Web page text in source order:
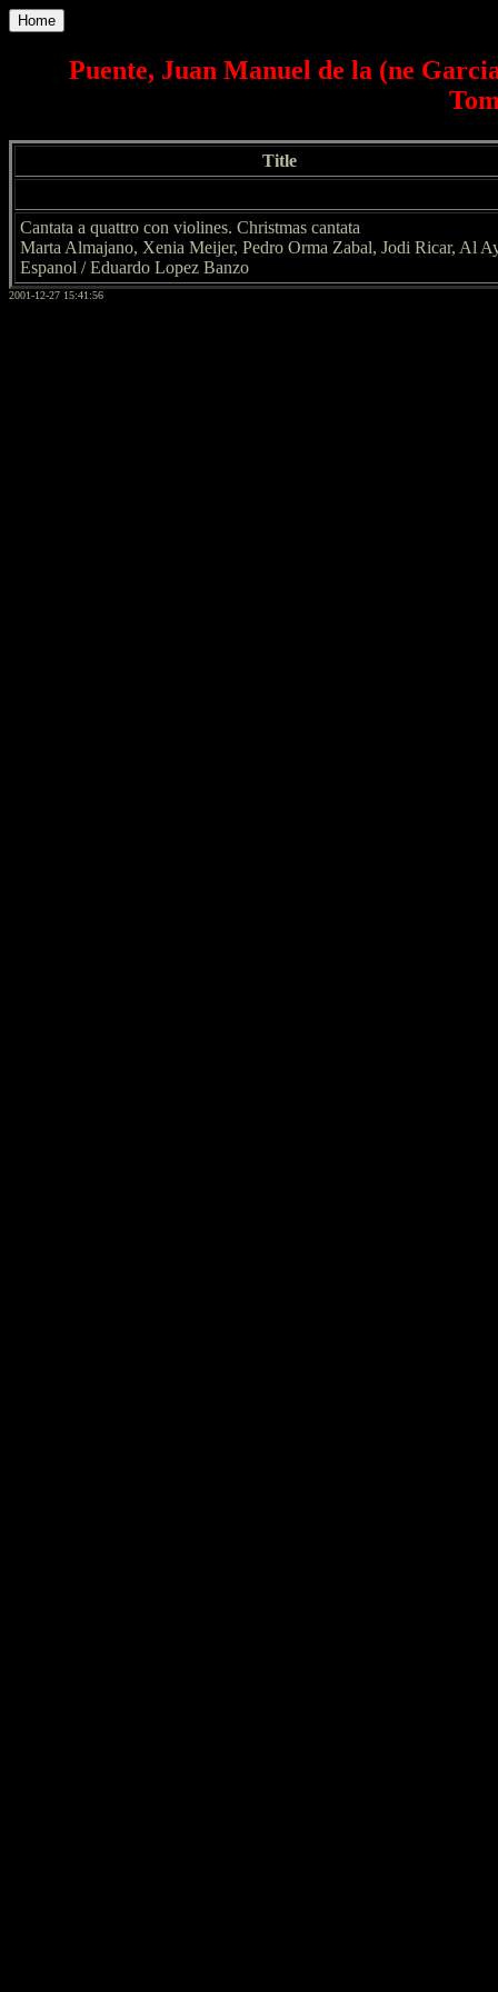
Home
Puente, Juan Manuel de la (ne
Title
Cantata a quattro con violines. Christmas cantata
Marta Almajano, Xenia Meijer, Pedro Orma Zabal, Jodi Ricar, Al
Espanol / Eduardo Lopez Banzo
2001-12-27 15:41:56